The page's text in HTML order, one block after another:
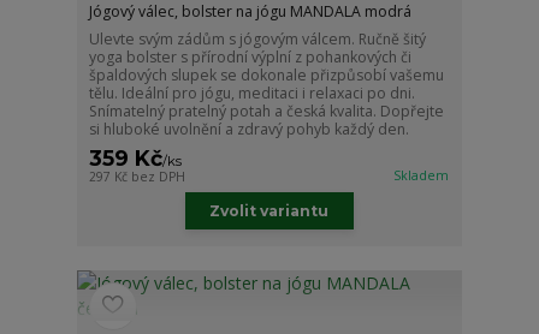
Jógový válec, bolster na jógu MANDALA modrá
Ulevte svým zádům s jógovým válcem. Ručně šitý
yoga bolster s přírodní výplní z pohankových či
špaldových slupek se dokonale přizpůsobí vašemu
tělu. Ideální pro jógu, meditaci i relaxaci po dni.
Snímatelný pratelný potah a česká kvalita. Dopřejte
si hluboké uvolnění a zdravý pohyb každý den.
359 Kč/ks
297 Kč bez DPH Skladem
Zvolit variantu